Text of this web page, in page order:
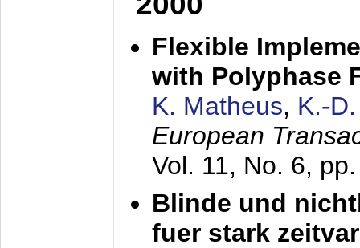
Flexible
with Polyphase
K. Matheus, K.-
European
Vol. 11, No. 6,
Blinde und
fuer stark